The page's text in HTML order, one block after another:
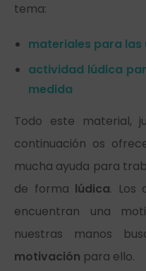
tema:
materiales para las
actividad lúdica
medida
Todo este material,
continuación os
mucha ayuda para
de forma lúdica. Los
encuentran una
nuestras manos
motivación para ello.